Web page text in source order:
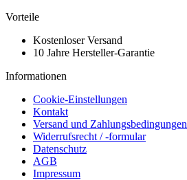
Vorteile
Kostenloser Versand
10 Jahre Hersteller-Garantie
Informationen
Cookie-Einstellungen
Kontakt
Versand und Zahlungsbedingungen
Widerrufsrecht / -formular
Datenschutz
AGB
Impressum